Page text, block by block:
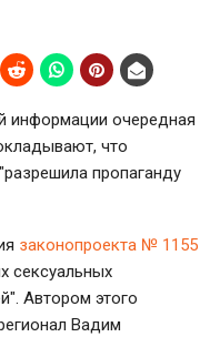
информации очередная
что
пропаганду
законопроекта № 1155
сексуальных
Автором этого
Вадим